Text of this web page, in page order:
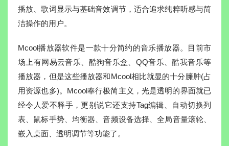
播放、歌词显示与基础音效调节，适合追求纯粹听感与简
洁操作的用户。
Mcool播放器软件是一款十分简约的音乐播放器。目前市
场上有网易云音乐、酷狗音乐盒、QQ音乐、酷我音乐等
播放器，但是这些播放器和Mcool相比就显的十分臃肿(占
用资源也多)。Mcool奉行极简主义，光是透明的界面就已
经令人爱不释手，更别说它还支持Tag编辑、自动切换列
表、鼠标手势、均衡器、音频设备选择、全局音量滚轮、
嵌入桌面、透明调节等功能了。